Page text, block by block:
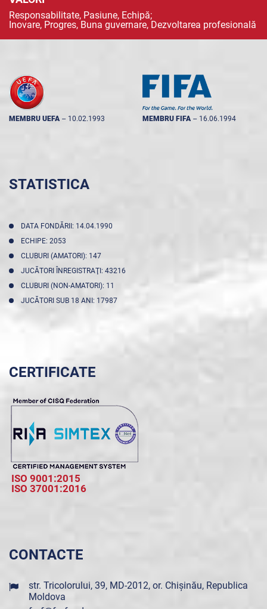
Responsabilitate, Pasiune, Echipă;
Inovare, Progres, Buna guvernare, Dezvoltarea profesională
MEMBRU UEFA -- 10.02.1993 MEMBRU FIFA -- 16.06.1994
STATISTICA
DATA FONDĂRII: 14.04.1990
ECHIPE: 2053
CLUBURI (AMATORI): 147
JUCĂTORI ÎNREGISTRAŢI: 43216
CLUBURI (NON-AMATORI): 11
JUCĂTORI SUB 18 ANI: 17987
CERTIFICATE
ISO 9001:2015
ISO 37001:2016
CONTACTE
str. Tricolorului, 39, MD-2012, or. Chișinău, Republica
Moldova